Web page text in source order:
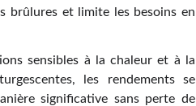
brûlures et limite les besoins en
sensibles à la chaleur et à la
les rendements se
significative sans perte de